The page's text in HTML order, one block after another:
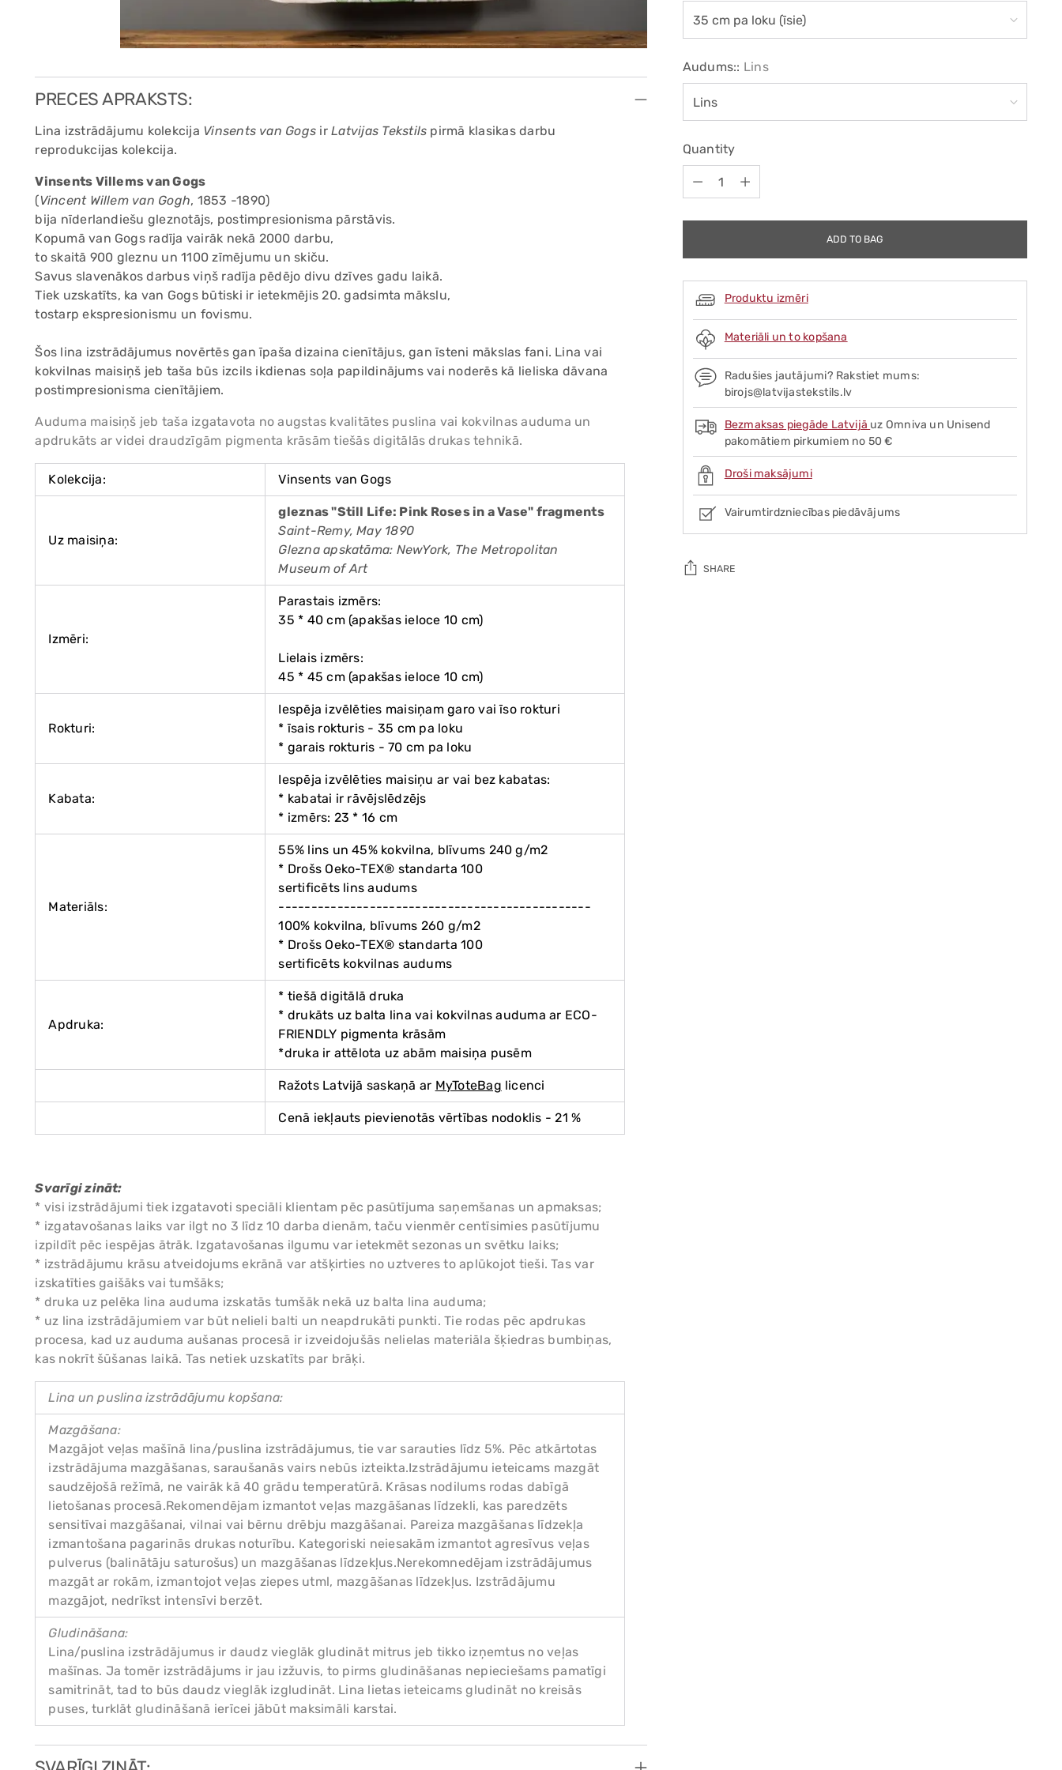
PRECES APRAKSTS:
Lina izstrādājumu kolekcija Vinsents van Gogs irLatvijas Tekstils pirmā klasikas darbu
reprodukcijas kolekcija.
Vinsents Villems van Gogs
(Vincent Willem van Gogh, 1853 -1890)
bija nīderlandiešu gleznotājs, postimpresionisma pārstāvis.
Kopumā van Gogs radīja vairāk nekā 2000 darbu,
to skaitā 900 gleznu un 1100 zīmējumu un skiču.
Savus slavenākos darbus viņš radīja pēdējo divu dzīves gadu laikā.
Tiek uzskatīts, ka van Gogs būtiski ir ietekmējis 20. gadsimta mākslu,
tostarp ekspresionismu un fovismu.
Šos lina izstrādājumus novērtēs gan īpaša dizaina cienītājus, gan īsteni mākslas fani. Lina vai
kokvilnas maisiņš jeb taša būs izcils ikdienas soļa papildinājums vai noderēs kā lieliska dāvana
postimpresionisma cienītājiem.
Auduma maisiņš jeb taša izgatavota no augstas kvalitātes puslina vai kokvilnas auduma un
apdrukāts ar videi draudzīgām pigmenta krāsām tiešās digitālās drukas tehnikā.
Kolekcija: Vinsents van Gogs
Uz maisiņa:
gleznas "Still Life: Pink Roses in a Vase" fragments
Saint-Remy, May 1890
Glezna apskatāma: NewYork, The Metropolitan
Museum of Art
Izmēri:
Parastais izmērs:
35 * 40 cm (apakšas ieloce 10 cm)
Lielais izmērs:
45 * 45 cm (apakšas ieloce 10 cm)
Rokturi:
Iespēja izvēlēties maisiņam garo vai īso rokturi
* īsais rokturis - 35 cm pa loku
* garais rokturis - 70 cm pa loku
Kabata:
Iespēja izvēlēties maisiņu ar vai bez kabatas:
* kabatai ir rāvējslēdzējs
* izmērs: 23 * 16 cm
Materiāls:
55% lins un 45% kokvilna, blīvums 240 g/m2
* Drošs Oeko-TEX® standarta 100
sertificēts lins audums
------------------------------------------------
100% kokvilna, blīvums 260 g/m2
* Drošs Oeko-TEX® standarta 100
sertificēts kokvilnas audums
Apdruka:
* tiešā digitālā druka
* drukāts uz balta lina vai kokvilnas auduma ar ECO-
FRIENDLY pigmenta krāsām
*druka ir attēlota uz abām maisiņa pusēm
Ražots Latvijā saskaņā ar MyToteBag licenci
Cenā iekļauts pievienotās vērtības nodoklis - 21 %
Svarīgi zināt:
* visi izstrādājumi tiek izgatavoti speciāli klientam pēc pasūtījuma saņemšanas un apmaksas;
* izgatavošanas laiks var ilgt no 3 līdz 10 darba dienām, taču vienmēr centīsimies pasūtījumu
izpildīt pēc iespējas ātrāk. Izgatavošanas ilgumu var ietekmēt sezonas un svētku laiks;
* izstrādājumu krāsu atveidojums ekrānā var atšķirties no uztveres to aplūkojot tieši. Tas var
izskatīties gaišāks vai tumšāks;
* druka uz pelēka lina auduma izskatās tumšāk nekā uz balta lina auduma;
* uz lina izstrādājumiem var būt nelieli balti un neapdrukāti punkti. Tie rodas pēc apdrukas
procesa, kad uz auduma aušanas procesā ir izveidojušās nelielas materiāla šķiedras bumbiņas,
kas nokrīt šūšanas laikā. Tas netiek uzskatīts par brāķi.
Lina un puslina izstrādājumu kopšana:
Mazgāšana:
Mazgājot veļas mašīnā lina/puslina izstrādājumus, tie var sarauties līdz 5%. Pēc atkārtotas
izstrādājuma mazgāšanas, saraušanās vairs nebūs izteikta.Izstrādājumu ieteicams mazgāt
saudzējošā režīmā, ne vairāk kā 40 grādu temperatūrā. Krāsas nodilums rodas dabīgā
lietošanas procesā.Rekomendējam izmantot veļas mazgāšanas līdzekli, kas paredzēts
sensitīvai mazgāšanai, vilnai vai bērnu drēbju mazgāšanai. Pareiza mazgāšanas līdzekļa
izmantošana pagarinās drukas noturību. Kategoriski neiesakām izmantot agresīvus veļas
pulverus (balinātāju saturošus) un mazgāšanas līdzekļus.Nerekomnedējam izstrādājumus
mazgāt ar rokām, izmantojot veļas ziepes utml, mazgāšanas līdzekļus. Izstrādājumu
mazgājot, nedrīkst intensīvi berzēt.
Gludināšana:
Lina/puslina izstrādājumus ir daudz vieglāk gludināt mitrus jeb tikko izņemtus no veļas
mašīnas. Ja tomēr izstrādājums ir jau izžuvis, to pirms gludināšanas nepieciešams pamatīgi
samitrināt, tad to būs daudz vieglāk izgludināt. Lina lietas ieteicams gludināt no kreisās
puses, turklāt gludināšanā ierīcei jābūt maksimāli karstai.
Audums:: Lins
Quantity
Quantity
ADD TO BAG
Produktu izmēri
Materiāli un to kopšana
Radušies jautājumi? Rakstiet mums:
birojs@latvijastekstils.lv
Bezmaksas piegāde Latvijā uz Omniva un Unisend
pakomātiem pirkumiem no 50 €
Droši maksājumi
Vairumtirdzniecības piedāvājums
SHARE